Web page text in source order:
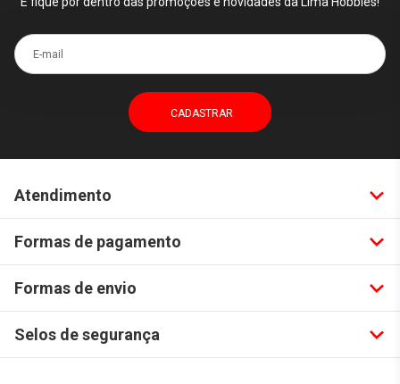
E-mail
Atendimento
Formas de pagamento
Formas de envio
Selos de segurança